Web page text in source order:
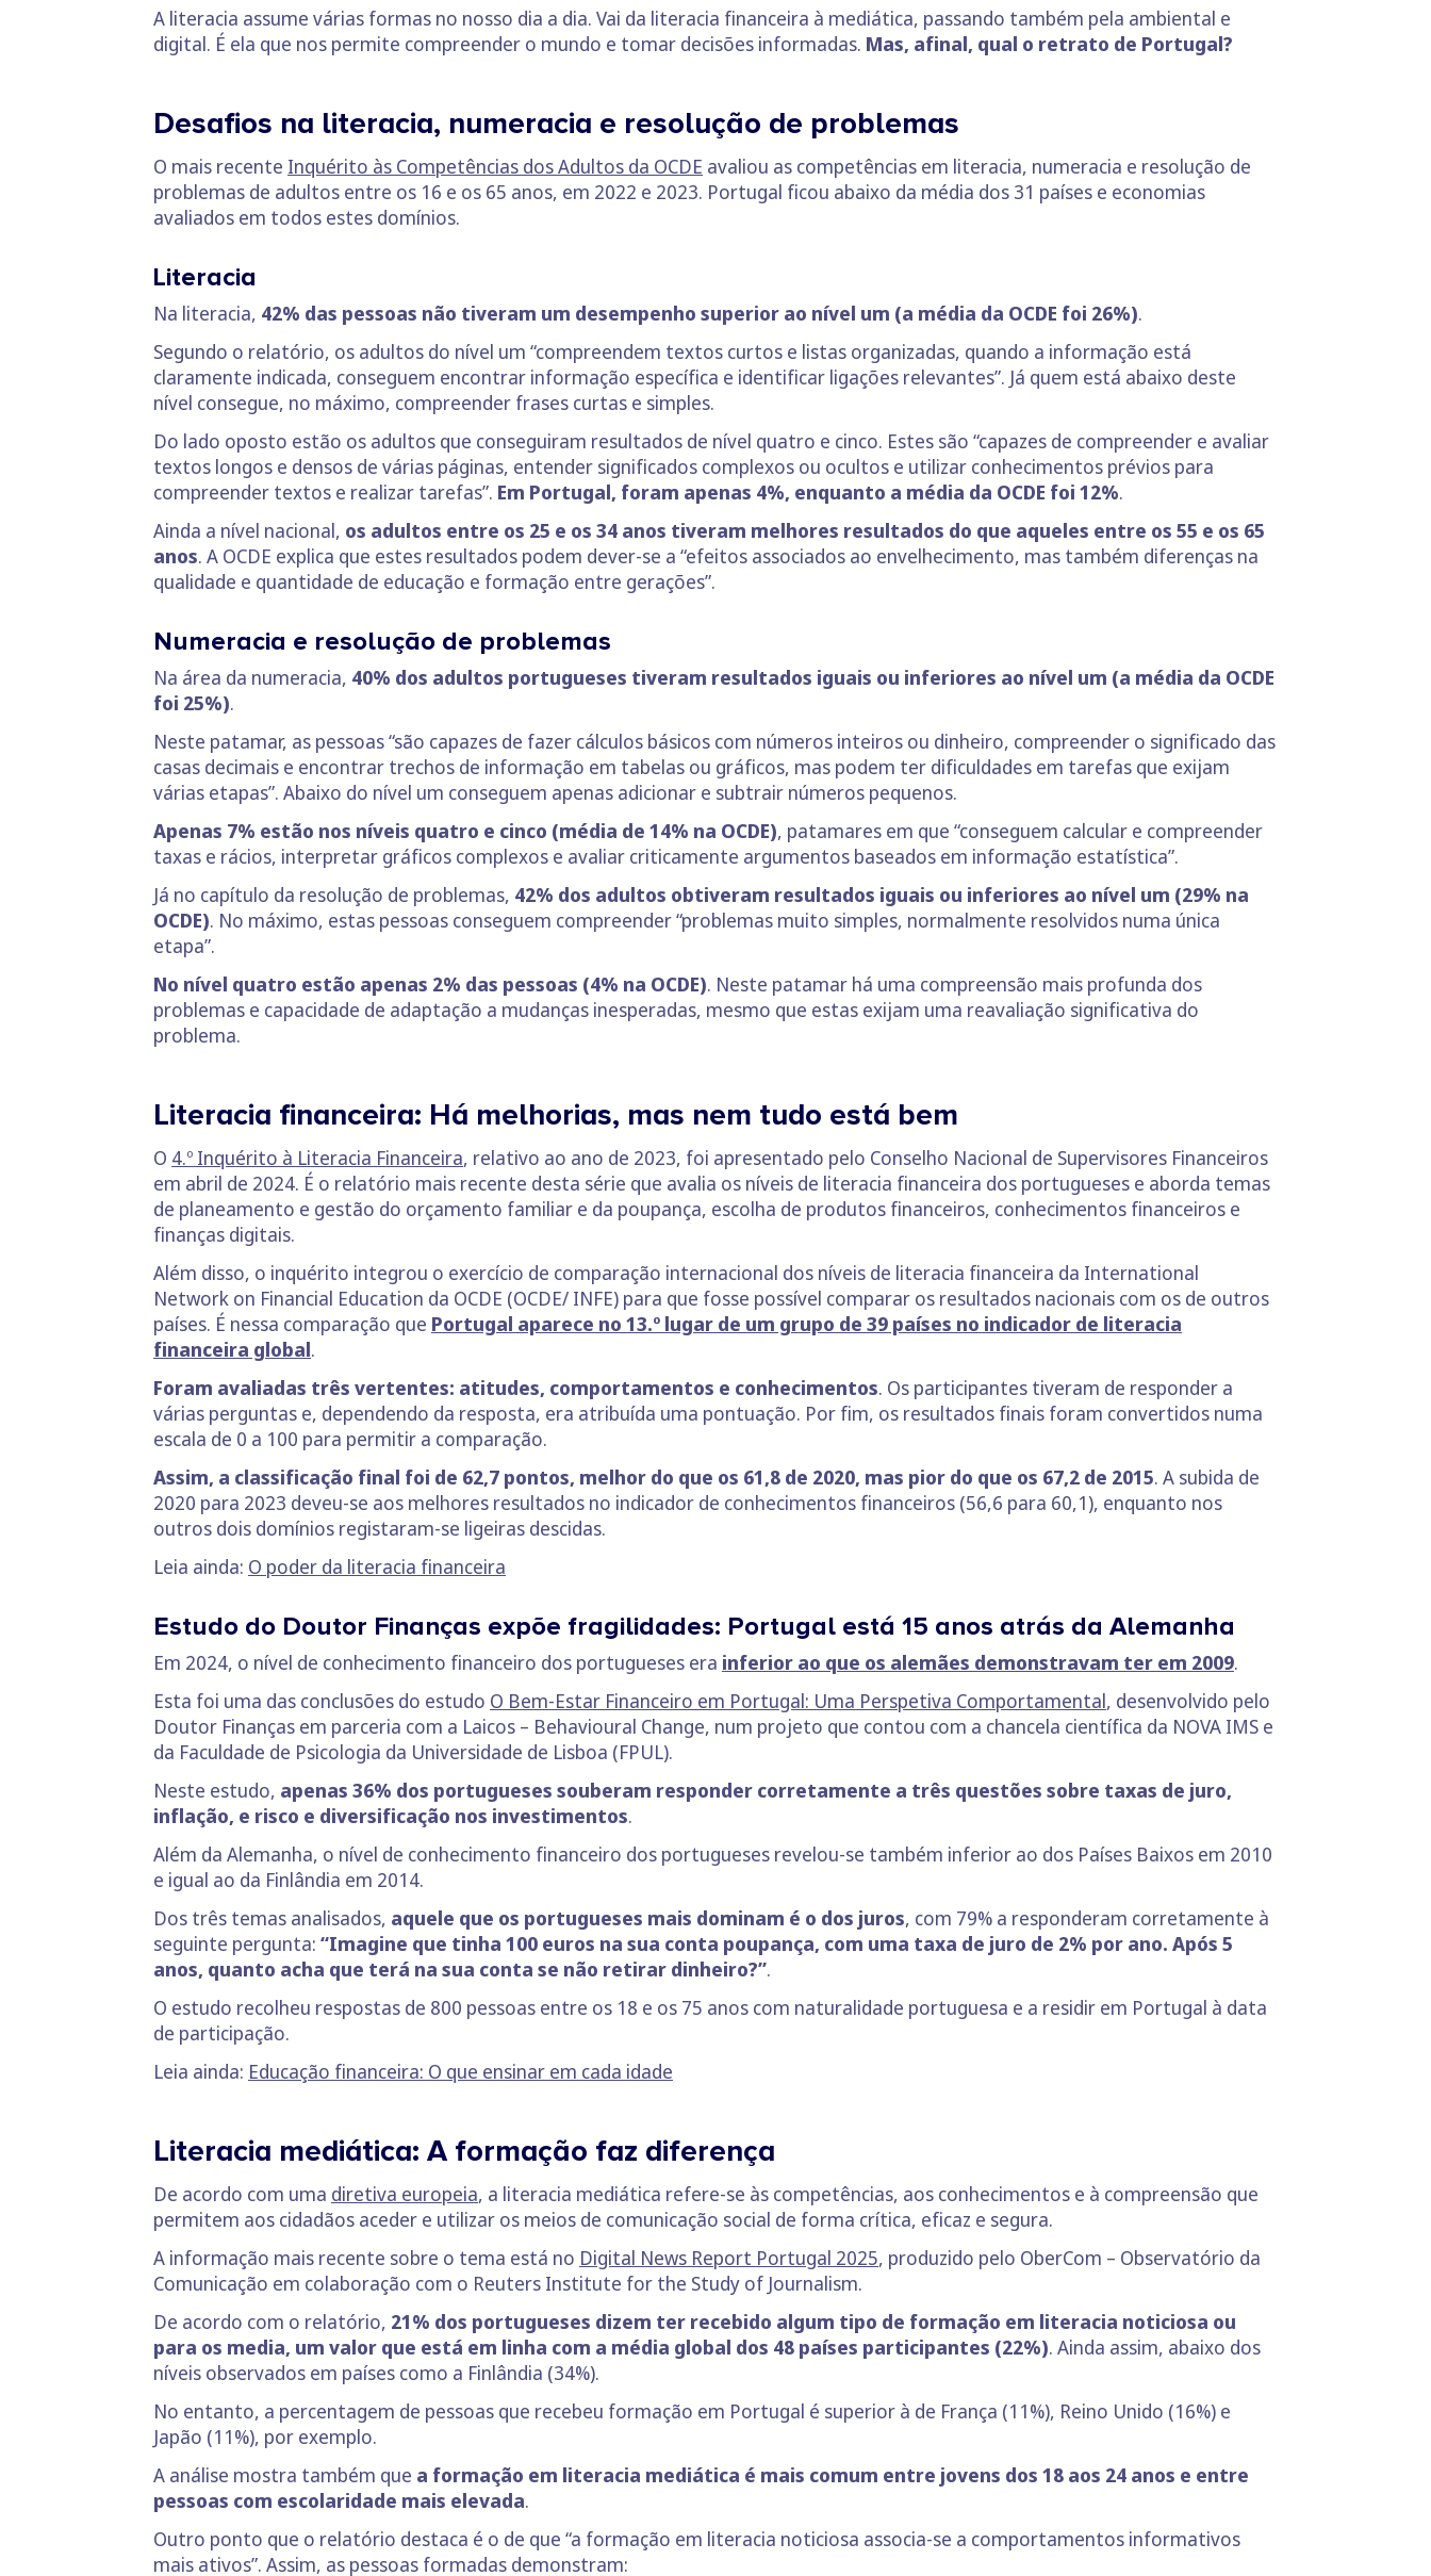
A literacia assume várias formas no nosso dia a dia. Vai da literacia financeira à mediática, passando também pela ambiental e
digital. É ela que nos permite compreender o mundo e tomar decisões informadas. Mas, afinal, qual o retrato de Portugal?
Desafios na literacia, numeracia e resolução de problemas
O mais recente Inquérito às Competências dos Adultos da OCDE avaliou as competências em literacia, numeracia e resolução de
problemas de adultos entre os 16 e os 65 anos, em 2022 e 2023. Portugal ficou abaixo da média dos 31 países e economias
avaliados em todos estes domínios.
Literacia
Na literacia, 42% das pessoas não tiveram um desempenho superior ao nível um (a média da OCDE foi 26%).
Segundo o relatório, os adultos do nível um “compreendem textos curtos e listas organizadas, quando a informação está
claramente indicada, conseguem encontrar informação específica e identificar ligações relevantes”. Já quem está abaixo deste
nível consegue, no máximo, compreender frases curtas e simples.
Do lado oposto estão os adultos que conseguiram resultados de nível quatro e cinco. Estes são “capazes de compreender e avaliar
textos longos e densos de várias páginas, entender significados complexos ou ocultos e utilizar conhecimentos prévios para
compreender textos e realizar tarefas”. Em Portugal, foram apenas 4%, enquanto a média da OCDE foi 12%.
Ainda a nível nacional, os adultos entre os 25 e os 34 anos tiveram melhores resultados do que aqueles entre os 55 e os 65
anos. A OCDE explica que estes resultados podem dever-se a “efeitos associados ao envelhecimento, mas também diferenças na
qualidade e quantidade de educação e formação entre gerações”.
Numeracia e resolução de problemas
Na área da numeracia, 40% dos adultos portugueses tiveram resultados iguais ou inferiores ao nível um (a média da OCDE
foi 25%).
Neste patamar, as pessoas “são capazes de fazer cálculos básicos com números inteiros ou dinheiro, compreender o significado das
casas decimais e encontrar trechos de informação em tabelas ou gráficos, mas podem ter dificuldades em tarefas que exijam
várias etapas”. Abaixo do nível um conseguem apenas adicionar e subtrair números pequenos.
Apenas 7% estão nos níveis quatro e cinco (média de 14% na OCDE), patamares em que “conseguem calcular e compreender
taxas e rácios, interpretar gráficos complexos e avaliar criticamente argumentos baseados em informação estatística”.
Já no capítulo da resolução de problemas, 42% dos adultos obtiveram resultados iguais ou inferiores ao nível um (29% na
OCDE). No máximo, estas pessoas conseguem compreender “problemas muito simples, normalmente resolvidos numa única
etapa”.
No nível quatro estão apenas 2% das pessoas (4% na OCDE). Neste patamar há uma compreensão mais profunda dos
problemas e capacidade de adaptação a mudanças inesperadas, mesmo que estas exijam uma reavaliação significativa do
problema.
Literacia financeira: Há melhorias, mas nem tudo está bem
O 4.º Inquérito à Literacia Financeira, relativo ao ano de 2023, foi apresentado pelo Conselho Nacional de Supervisores Financeiros
em abril de 2024. É o relatório mais recente desta série que avalia os níveis de literacia financeira dos portugueses e aborda temas
de planeamento e gestão do orçamento familiar e da poupança, escolha de produtos financeiros, conhecimentos financeiros e
finanças digitais.
Além disso, o inquérito integrou o exercício de comparação internacional dos níveis de literacia financeira da International
Network on Financial Education da OCDE (OCDE/ INFE) para que fosse possível comparar os resultados nacionais com os de outros
países. É nessa comparação que Portugal aparece no 13.º lugar de um grupo de 39 países no indicador de literacia
financeira global.
Foram avaliadas três vertentes: atitudes, comportamentos e conhecimentos. Os participantes tiveram de responder a
várias perguntas e, dependendo da resposta, era atribuída uma pontuação. Por fim, os resultados finais foram convertidos numa
escala de 0 a 100 para permitir a comparação.
Assim, a classificação final foi de 62,7 pontos, melhor do que os 61,8 de 2020, mas pior do que os 67,2 de 2015. A subida de
2020 para 2023 deveu-se aos melhores resultados no indicador de conhecimentos financeiros (56,6 para 60,1), enquanto nos
outros dois domínios registaram-se ligeiras descidas.
Leia ainda: O poder da literacia financeira
Estudo do Doutor Finanças expõe fragilidades: Portugal está 15 anos atrás da Alemanha
Em 2024, o nível de conhecimento financeiro dos portugueses era inferior ao que os alemães demonstravam ter em 2009.
Esta foi uma das conclusões do estudo O Bem-Estar Financeiro em Portugal: Uma Perspetiva Comportamental, desenvolvido pelo
Doutor Finanças em parceria com a Laicos – Behavioural Change, num projeto que contou com a chancela científica da NOVA IMS e
da Faculdade de Psicologia da Universidade de Lisboa (FPUL).
Neste estudo, apenas 36% dos portugueses souberam responder corretamente a três questões sobre taxas de juro,
inflação, e risco e diversificação nos investimentos.
Além da Alemanha, o nível de conhecimento financeiro dos portugueses revelou-se também inferior ao dos Países Baixos em 2010
e igual ao da Finlândia em 2014.
Dos três temas analisados, aquele que os portugueses mais dominam é o dos juros, com 79% a responderam corretamente à
seguinte pergunta: “Imagine que tinha 100 euros na sua conta poupança, com uma taxa de juro de 2% por ano. Após 5
anos, quanto acha que terá na sua conta se não retirar dinheiro?”.
O estudo recolheu respostas de 800 pessoas entre os 18 e os 75 anos com naturalidade portuguesa e a residir em Portugal à data
de participação.
Leia ainda: Educação financeira: O que ensinar em cada idade
Literacia mediática: A formação faz diferença
De acordo com uma diretiva europeia, a literacia mediática refere-se às competências, aos conhecimentos e à compreensão que
permitem aos cidadãos aceder e utilizar os meios de comunicação social de forma crítica, eficaz e segura.
A informação mais recente sobre o tema está no Digital News Report Portugal 2025, produzido pelo OberCom – Observatório da
Comunicação em colaboração com o Reuters Institute for the Study of Journalism.
De acordo com o relatório, 21% dos portugueses dizem ter recebido algum tipo de formação em literacia noticiosa ou
para os media, um valor que está em linha com a média global dos 48 países participantes (22%). Ainda assim, abaixo dos
níveis observados em países como a Finlândia (34%).
No entanto, a percentagem de pessoas que recebeu formação em Portugal é superior à de França (11%), Reino Unido (16%) e
Japão (11%), por exemplo.
A análise mostra também que a formação em literacia mediática é mais comum entre jovens dos 18 aos 24 anos e entre
pessoas com escolaridade mais elevada.
Outro ponto que o relatório destaca é o de que “a formação em literacia noticiosa associa-se a comportamentos informativos
mais ativos”. Assim, as pessoas formadas demonstram: